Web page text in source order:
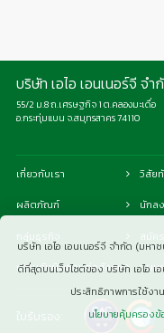
บริษัท เอไอ เอนเนอร์จี จำกัด (มห
ดีที่สุดบนเว็บไซต์ของ บริษัท เอไอ
ประสิทธิภาพการใช้งา
นโยบายคุ้มครอง
บริษัท เอไอ เอนเนอร์จี จ
55/2 ม.8 ถ.เศรษฐกิจ 1 ต.คลองมะเดื่อ
อ.กระทุ่มแบน จ.สมุทรสาคร 74110
เกี่ยวกับเรา วิสัย
ผลิตภัณฑ์ นักล
กลุ่มธุรกิจ สมัค
ความรับผิดชอบต่อสังคม แผน
ใบรับรอง: